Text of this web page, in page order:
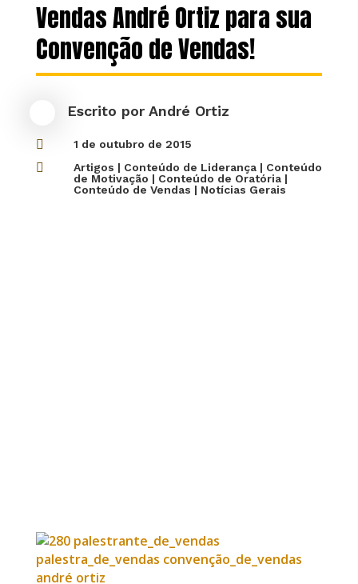
Vendas André Ortiz para sua
Convenção de Vendas!
Escrito por André Ortiz
 1 de outubro de 2015
 Artigos | Conteúdo de Liderança| Conteúdo
de Motivação | Conteúdo de Oratória|
Conteúdo de Vendas | Notícias Gerais